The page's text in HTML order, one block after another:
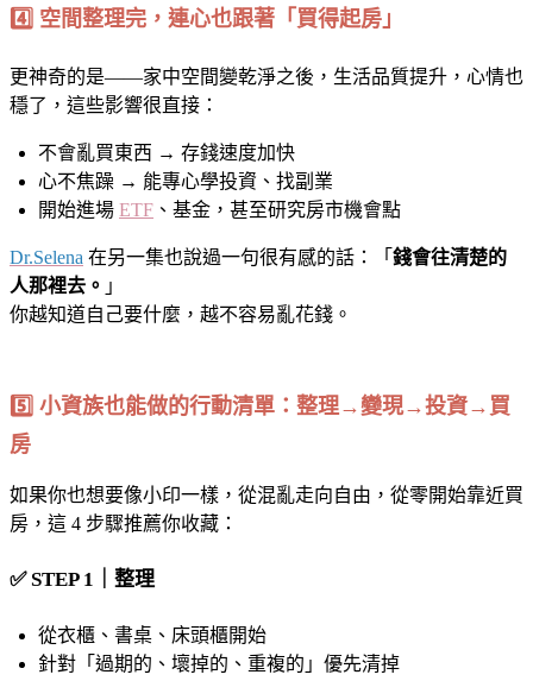
4️⃣ 空間整理完，連心也跟著「買得起房」
更神奇的是——家中空間變乾淨之後，生活品質提升，心情也
穩了，這些影響很直接：
不會亂買東西 → 存錢速度加快
心不焦躁 → 能專心學投資、找副業
開始進場 ETF 、基金，甚至研究房市機會點
Dr.Selena 在另一集也說過一句很有感的話：「 錢會往清楚的
人那裡去。 」
你越知道自己要什麼，越不容易亂花錢。
5️⃣ 小資族也能做的行動清單：整理→變現→投資→買
房
如果你也想要像小印一樣，從混亂走向自由，從零開始靠近買
房，這 4 步驟推薦你收藏：
✅ STEP 1｜整理
從衣櫃、書桌、床頭櫃開始
針對「過期的、壞掉的、重複的」優先清掉